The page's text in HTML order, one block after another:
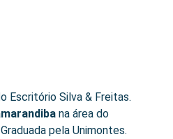
Escritório Silva & Freitas.
na área do
pela Unimontes.